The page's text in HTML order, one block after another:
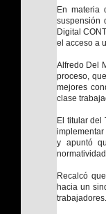
En materia
suspensión
Digital
el acceso a
Alfredo Del
proceso,
mejores
clase
El titular del
implementar
y apuntó
Recalcó
hacia un
trabajadores.